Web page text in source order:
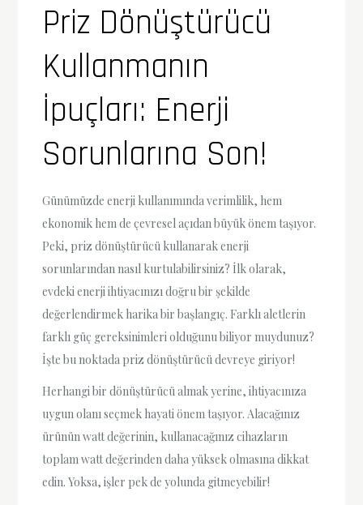
Priz Dönüştürücü
Kullanmanın
İpuçları: Enerji
Sorunlarına Son!
Günümüzde enerji kullanımında verimlilik, hem
ekonomik hem de çevresel açıdan büyük önem taşıyor.
Peki, priz dönüştürücü kullanarak enerji
sorunlarından nasıl kurtulabilirsiniz? İlk olarak,
evdeki enerji ihtiyacınızı doğru bir şekilde
değerlendirmek harika bir başlangıç. Farklı aletlerin
farklı güç gereksinimleri olduğunu biliyor muydunuz?
İşte bu noktada priz dönüştürücü devreye giriyor!
Herhangi bir dönüştürücü almak yerine, ihtiyacınıza
uygun olanı seçmek hayati önem taşıyor. Alacağınız
ürünün watt değerinin, kullanacağınız cihazların
toplam watt değerinden daha yüksek olmasına dikkat
edin. Yoksa, işler pek de yolunda gitmeyebilir!